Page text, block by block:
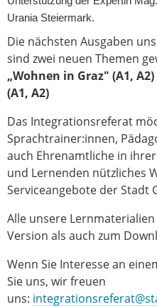
Urania Steiermark.
Die nächsten Ausgaben
sind zwei neuen Themen
„Wohnen in Graz" (A1,
(A1, A2)
Das Integrationsreferat
Sprachtrainer:innen,
auch Ehrenamtliche in
und Lernenden nützliches
Serviceangebote der Stadt
Alle unsere
Version als auch zum
Wenn Sie Interesse an
Sie uns, wir freuen
uns: